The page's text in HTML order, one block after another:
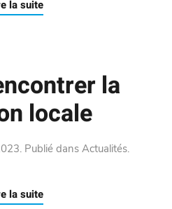
la suite
la
locale
. Publié dans Actualités.
la suite